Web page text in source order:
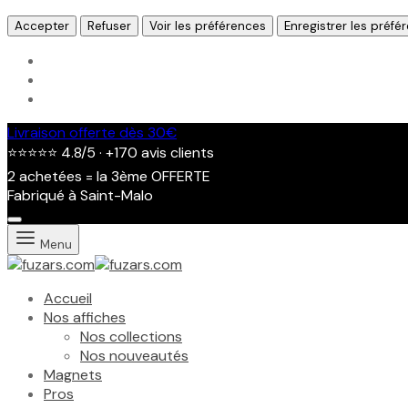
Accepter Refuser Voir les préférences Enregistrer les
Livraison offerte dès 30€
⭐⭐⭐⭐⭐ 4.8/5 · +170 avis clients
2 achetées = la 3ème OFFERTE
Fabriqué à Saint-Malo
Menu
Accueil
Nos affiches
Nos collections
Nos nouveautés
Magnets
Pros